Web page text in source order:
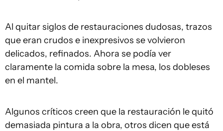
Al quitar siglos de restauraciones dudosas, trazos
que eran crudos e inexpresivos se volvieron
delicados, refinados. Ahora se podía ver
claramente la comida sobre la mesa, los dobleses
en el mantel.
Algunos críticos creen que la restauración le quitó
demasiada pintura a la obra, otros dicen que está